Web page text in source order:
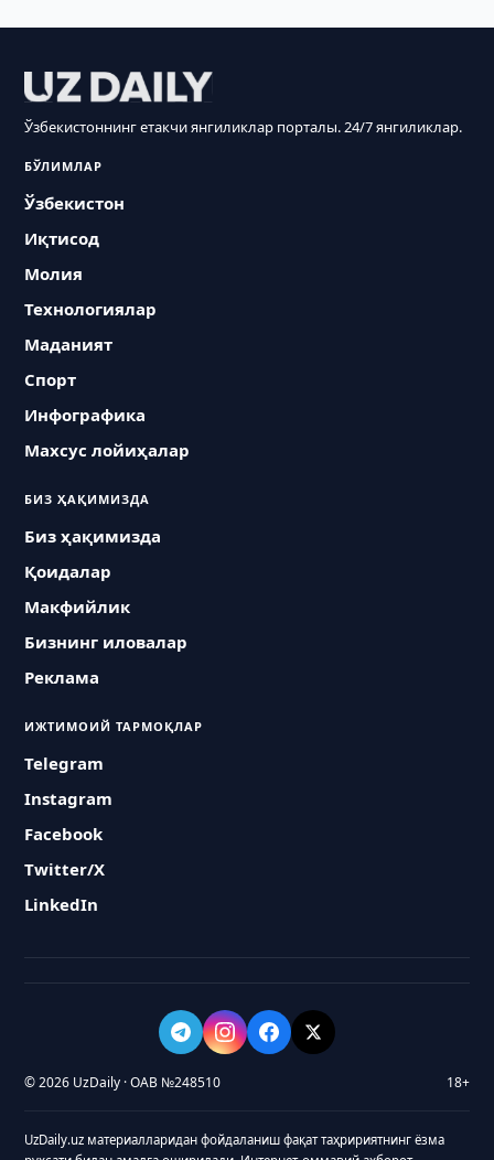
Ўзбекистоннинг етакчи янгиликлар порталы. 24/7 янгиликлар.
БЎЛИМЛАР
Ўзбекистон
Иқтисод
Молия
Технологиялар
Маданият
Спорт
Инфографика
Махсус лойиҳалар
БИЗ ҲАҚИМИЗДА
Биз ҳақимизда
Қоидалар
Макфийлик
Бизнинг иловалар
Реклама
ИЖТИМОИЙ ТАРМОҚЛАР
Telegram
Instagram
Facebook
Twitter/X
LinkedIn
© 2026 UzDaily · ОАВ №248510 18+
UzDaily.uz материалларидан фойдаланиш фақат таҳририятнинг ёзма